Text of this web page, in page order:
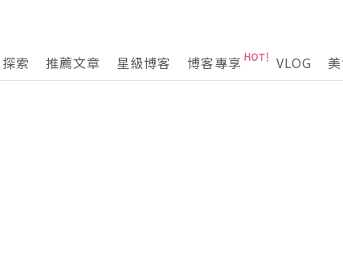
探索 推薦文章 星級博客 博客專享 VLOG